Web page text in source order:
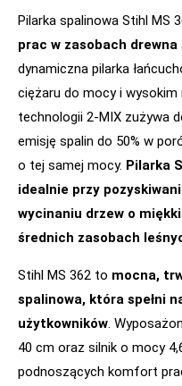
Pilarka spalinowa Stihl MS
prac w zasobach
dynamiczna pilarka
ciężaru do mocy i
technologii 2-MIX zużywa
emisję spalin do 50% w
o tej samej mocy. Pilarka
idealnie przy
wycinaniu drzew o
średnich zasobach
Stihl MS 362 to mocna,
spalinowa, która spełni
użytkowników.
40 cm oraz silnik o mocy
podnoszących komfort